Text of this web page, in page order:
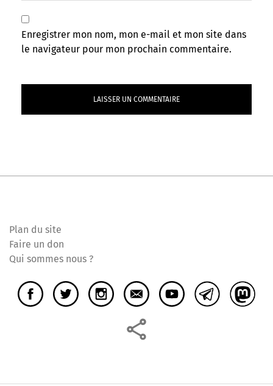
Enregistrer mon nom, mon e-mail et mon site dans
le navigateur pour mon prochain commentaire.
Plan du site
Faire un don
Qui sommes nous ?